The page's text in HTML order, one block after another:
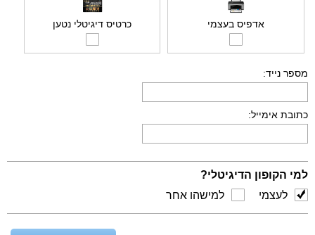
אדפיס בעצמי כרטיס דיגיטלי נטען
מספר נייד:
כתובת אימייל:
למי הקופון הדיגיטלי?
לעצמי
למישהו אחר